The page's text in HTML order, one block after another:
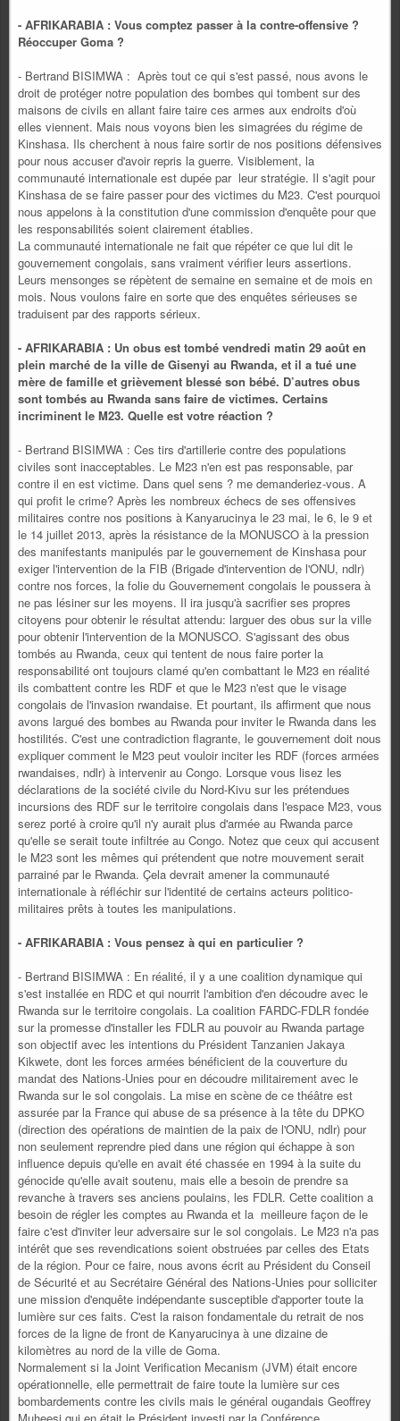
- AFRIKARABIA : Vous comptez passer à la contre-offensive ?
Réoccuper Goma ?
- Bertrand BISIMWA : Après tout ce qui s'est passé, nous avons le
droit de protéger notre population des bombes qui tombent sur des
maisons de civils en allant faire taire ces armes aux endroits d'où
elles viennent. Mais nous voyons bien les simagrées du régime de
Kinshasa. Ils cherchent à nous faire sortir de nos positions défensives
pour nous accuser d'avoir repris la guerre. Visiblement, la
communauté internationale est dupée par leur stratégie. Il s'agit pour
Kinshasa de se faire passer pour des victimes du M23. C'est pourquoi
nous appelons à la constitution d'une commission d'enquête pour que
les responsabilités soient clairement établies.
La communauté internationale ne fait que répéter ce que lui dit le
gouvernement congolais, sans vraiment vérifier leurs assertions.
Leurs mensonges se répètent de semaine en semaine et de mois en
mois. Nous voulons faire en sorte que des enquêtes sérieuses se
traduisent par des rapports sérieux.
- AFRIKARABIA : Un obus est tombé vendredi matin 29 août en
plein marché de la ville de Gisenyi au Rwanda, et il a tué une
mère de famille et grièvement blessé son bébé. D’autres obus
sont tombés au Rwanda sans faire de victimes. Certains
incriminent le M23. Quelle est votre réaction ?
- Bertrand BISIMWA : Ces tirs d'artillerie contre des populations
civiles sont inacceptables. Le M23 n'en est pas responsable, par
contre il en est victime. Dans quel sens ? me demanderiez-vous. A
qui profit le crime? Après les nombreux échecs de ses offensives
militaires contre nos positions à Kanyarucinya le 23 mai, le 6, le 9 et
le 14 juillet 2013, après la résistance de la MONUSCO à la pression
des manifestants manipulés par le gouvernement de Kinshasa pour
exiger l'intervention de la FIB (Brigade d'intervention de l'ONU, ndlr)
contre nos forces, la folie du Gouvernement congolais le poussera à
ne pas lésiner sur les moyens. Il ira jusqu'à sacrifier ses propres
citoyens pour obtenir le résultat attendu: larguer des obus sur la ville
pour obtenir l'intervention de la MONUSCO. S'agissant des obus
tombés au Rwanda, ceux qui tentent de nous faire porter la
responsabilité ont toujours clamé qu'en combattant le M23 en réalité
ils combattent contre les RDF et que le M23 n'est que le visage
congolais de l'invasion rwandaise. Et pourtant, ils affirment que nous
avons largué des bombes au Rwanda pour inviter le Rwanda dans les
hostilités. C'est une contradiction flagrante, le gouvernement doit nous
expliquer comment le M23 peut vouloir inciter les RDF (forces armées
rwandaises, ndlr) à intervenir au Congo. Lorsque vous lisez les
déclarations de la société civile du Nord-Kivu sur les prétendues
incursions des RDF sur le territoire congolais dans l'espace M23, vous
serez porté à croire qu'il n'y aurait plus d'armée au Rwanda parce
qu'elle se serait toute infiltrée au Congo. Notez que ceux qui accusent
le M23 sont les mêmes qui prétendent que notre mouvement serait
parrainé par le Rwanda. Çela devrait amener la communauté
internationale à réfléchir sur l'identité de certains acteurs politico-
militaires prêts à toutes les manipulations.
- AFRIKARABIA : Vous pensez à qui en particulier ?
- Bertrand BISIMWA : En réalité, il y a une coalition dynamique qui
s'est installée en RDC et qui nourrit l'ambition d'en découdre avec le
Rwanda sur le territoire congolais. La coalition FARDC-FDLR fondée
sur la promesse d'installer les FDLR au pouvoir au Rwanda partage
son objectif avec les intentions du Président Tanzanien Jakaya
Kikwete, dont les forces armées bénéficient de la couverture du
mandat des Nations-Unies pour en découdre militairement avec le
Rwanda sur le sol congolais. La mise en scène de ce théâtre est
assurée par la France qui abuse de sa présence à la tête du DPKO
(direction des opérations de maintien de la paix de l'ONU, ndlr) pour
non seulement reprendre pied dans une région qui échappe à son
influence depuis qu'elle en avait été chassée en 1994 à la suite du
génocide qu'elle avait soutenu, mais elle a besoin de prendre sa
revanche à travers ses anciens poulains, les FDLR. Cette coalition a
besoin de régler les comptes au Rwanda et la meilleure façon de le
faire c'est d'inviter leur adversaire sur le sol congolais. Le M23 n'a pas
intérêt que ses revendications soient obstruées par celles des Etats
de la région. Pour ce faire, nous avons écrit au Président du Conseil
de Sécurité et au Secrétaire Général des Nations-Unies pour solliciter
une mission d'enquête indépendante susceptible d'apporter toute la
lumière sur ces faits. C'est la raison fondamentale du retrait de nos
forces de la ligne de front de Kanyarucinya à une dizaine de
kilomètres au nord de la ville de Goma.
Normalement si la Joint Verification Mecanism (JVM) était encore
opérationnelle, elle permettrait de faire toute la lumière sur ces
bombardements contre les civils mais le général ougandais Geoffrey